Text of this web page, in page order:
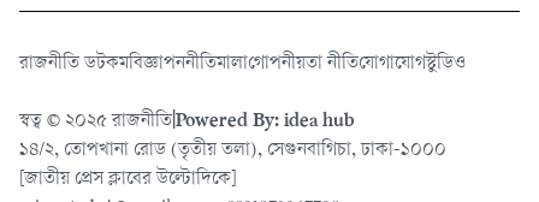
রাজনীতি ডটকমবিজ্ঞাপননীতিমালাগোপনীয়তা নীতিযোগাযোগস্টুডিও
স্বত্ব © ২০২৫ রাজনীতিPowered By: idea hub
১৪/২, তোপখানা রোড (তৃতীয় তলা), সেগুনবাগিচা, ঢাকা-১০০০
[জাতীয় প্রেস ক্লাবের উল্টোদিকে]